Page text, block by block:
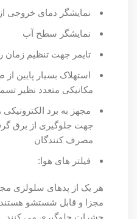
نمایشگر دمای خروجی
نمایشگر سطح آب
تایمر جهت تنظیم
استهلاک بسیار پایین
مکانیکی متعدد نظیر
مجهز به برد
جهت جلوگیری از برق
مصرف کنندگان
فیلتر های هوا:
هر یک از پدهای سلولزی
مجزا و قابل شستشو هستند
حشرات جلوگیری می کنند.